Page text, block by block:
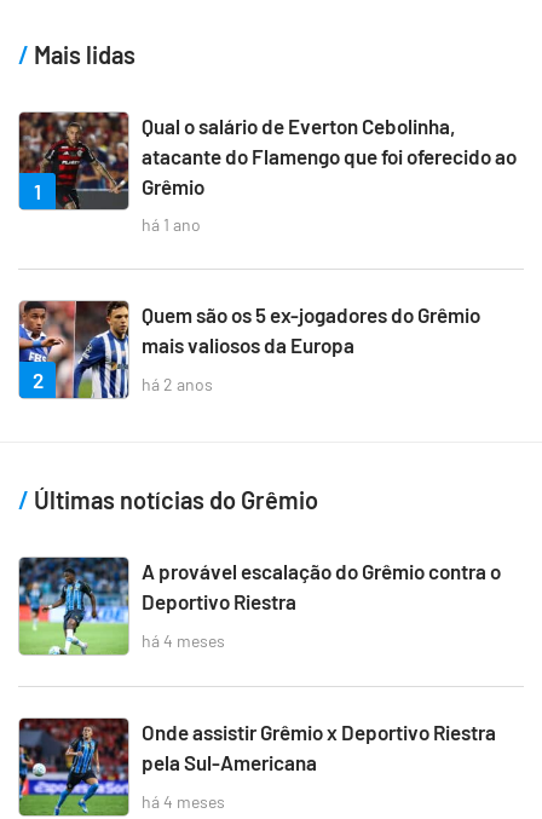
Mais lidas
1
Qual o salário de Everton Cebolinha,
atacante do Flamengo que foi oferecido ao
Grêmio
há 1 ano
2
Quem são os 5 ex-jogadores do Grêmio
mais valiosos da Europa
há 2 anos
Últimas notícias do Grêmio
A provável escalação do Grêmio contra o
Deportivo Riestra
há 4 meses
Onde assistir Grêmio x Deportivo Riestra
pela Sul-Americana
há 4 meses